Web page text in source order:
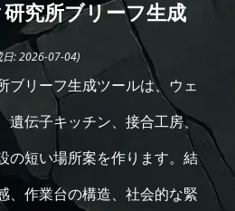
究所ブリーフ生成
: 2026-07-04)
ブリーフ生成ツールは、ウェ
遺伝子キッチン、接合工房、
の短い場所案を作ります。結
、作業台の構造、社会的な緊